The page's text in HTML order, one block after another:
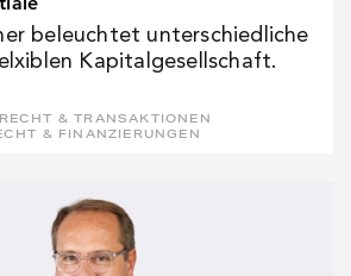
beleuchtet unterschiedliche
Kapitalgesellschaft.
& TRANSAKTIONEN
& FINANZIERUNGEN